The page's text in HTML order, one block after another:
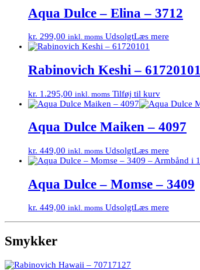
Aqua Dulce – Elina – 3712
kr. 299,00 inkl. moms UdsolgtLæs mere
Rabinovich Keshi – 61720101
kr. 1.295,00 inkl. moms Tilføj til kurv
Aqua Dulce Maiken – 4097
kr. 449,00 inkl. moms UdsolgtLæs mere
Aqua Dulce – Momse – 3409
kr. 449,00 inkl. moms UdsolgtLæs mere
Smykker